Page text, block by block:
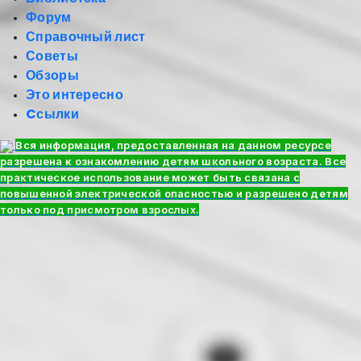
Форум
Справочный лист
Советы
Обзоры
Это интересно
Cсылки
Вся информация, предоставленная на данном ресурсе
разрешена к ознакомлению детям школьного возраста. Все
практическое использование может быть связана с
повышенной электрической опасностью и разрешено детям
только под присмотром взрослых.